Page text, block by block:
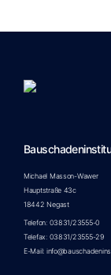
Michael Masson-Wawer
Hauptstraße 43c
18442 Negast
Telefon: 03831/23555-0
Telefax: 03831/23555-29
E-Mail: